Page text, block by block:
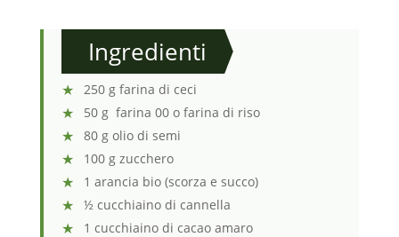
Ingredienti
250 g farina di ceci
50 g farina 00 o farina di riso
80 g olio di semi
100 g zucchero
1 arancia bio (scorza e succo)
½ cucchiaino di cannella
1 cucchiaino di cacao amaro